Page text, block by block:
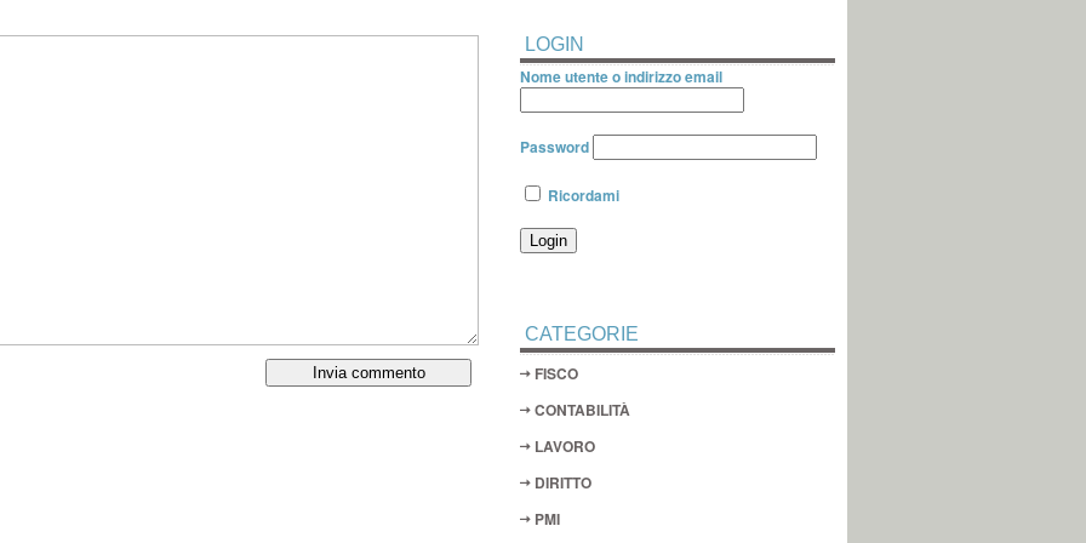
LOGIN
Nome utente o indirizzo email
Password
Ricordami
CATEGORIE
FISCO
CONTABILITÀ
LAVORO
DIRITTO
PMI